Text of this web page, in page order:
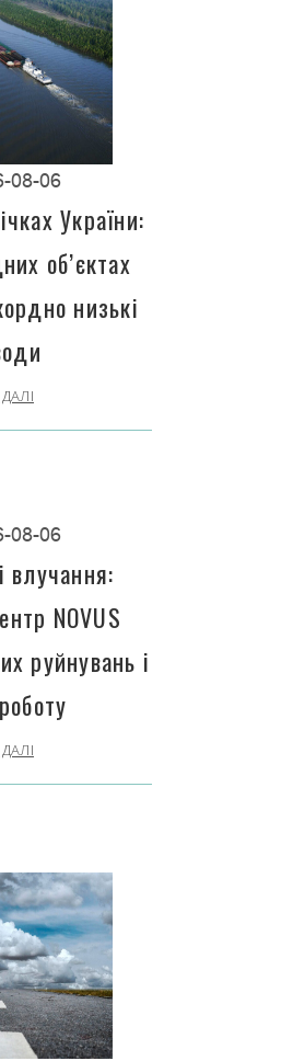
08-06
України:
об’єктах
низькі
08-06
влучання:
NOVUS
руйнувань і